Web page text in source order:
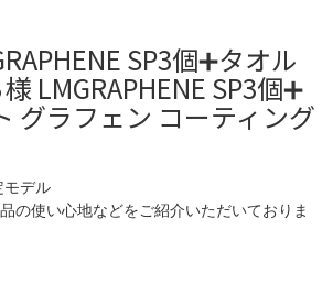
SP3個➕タオル
LMGRAPHENE SP3個➕
グラフェン コーティング
モデル
の使い心地などをご紹介いただいておりま